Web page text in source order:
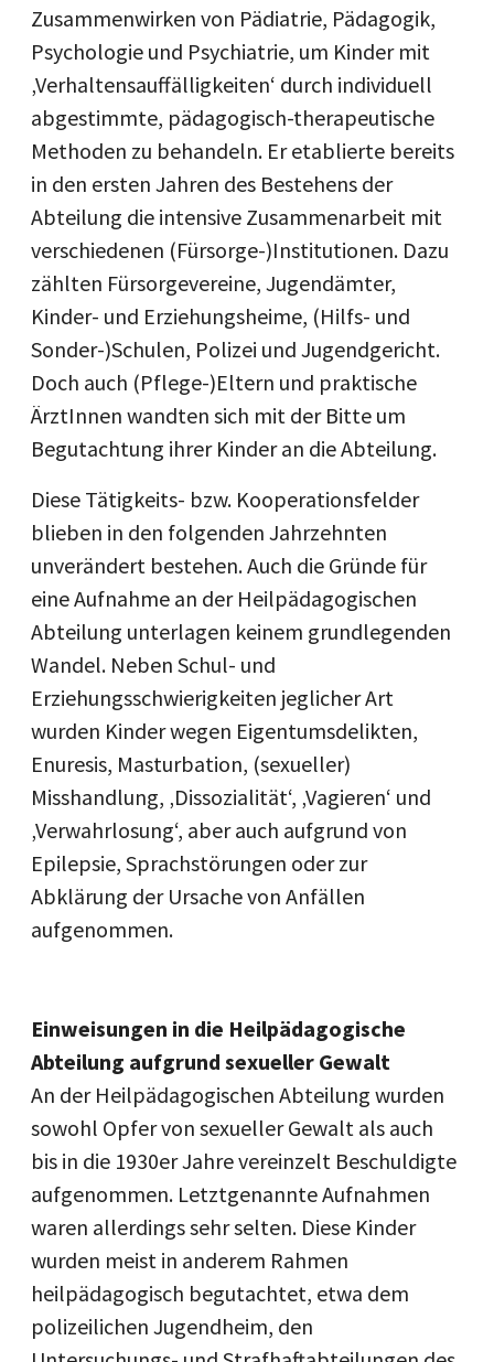
Zusammenwirken von Pädiatrie, Pädagogik,
Psychologie und Psychiatrie, um Kinder mit
‚Verhaltensauffälligkeiten‘ durch individuell
abgestimmte, pädagogisch-therapeutische
Methoden zu behandeln. Er etablierte bereits
in den ersten Jahren des Bestehens der
Abteilung die intensive Zusammenarbeit mit
verschiedenen (Fürsorge-)Institutionen. Dazu
zählten Fürsorgevereine, Jugendämter,
Kinder- und Erziehungsheime, (Hilfs- und
Sonder-)Schulen, Polizei und Jugendgericht.
Doch auch (Pflege-)Eltern und praktische
ÄrztInnen wandten sich mit der Bitte um
Begutachtung ihrer Kinder an die Abteilung.
Diese Tätigkeits- bzw. Kooperationsfelder
blieben in den folgenden Jahrzehnten
unverändert bestehen. Auch die Gründe für
eine Aufnahme an der Heilpädagogischen
Abteilung unterlagen keinem grundlegenden
Wandel. Neben Schul- und
Erziehungsschwierigkeiten jeglicher Art
wurden Kinder wegen Eigentumsdelikten,
Enuresis, Masturbation, (sexueller)
Misshandlung, ‚Dissozialität‘, ‚Vagieren‘ und
‚Verwahrlosung‘, aber auch aufgrund von
Epilepsie, Sprachstörungen oder zur
Abklärung der Ursache von Anfällen
aufgenommen.
Einweisungen in die Heilpädagogische
Abteilung aufgrund sexueller Gewalt
An der Heilpädagogischen Abteilung wurden
sowohl Opfer von sexueller Gewalt als auch
bis in die 1930er Jahre vereinzelt Beschuldigte
aufgenommen. Letztgenannte Aufnahmen
waren allerdings sehr selten. Diese Kinder
wurden meist in anderem Rahmen
heilpädagogisch begutachtet, etwa dem
polizeilichen Jugendheim, den